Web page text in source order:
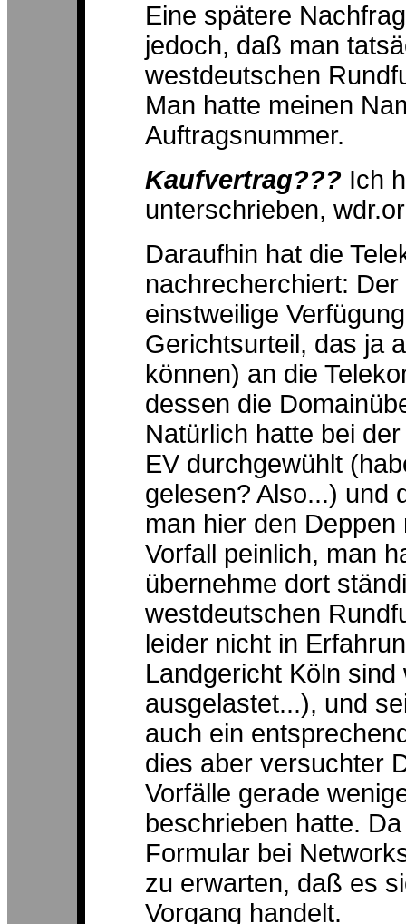
Eine spätere
jedoch, daß man
westdeutschen
Man hatte meinen
Auftragsnummer.
Kaufvertrag??? Ich
unterschrieben,
Daraufhin hat die
nachrecherchiert:
einstweilige
Gerichtsurteil, das ja
können) an die
dessen die
Natürlich hatte bei
EV durchgewühlt
gelesen? Also...) und
man hier den
Vorfall peinlich, man
übernehme dort
westdeutschen
leider nicht in
Landgericht Köln
ausgelastet...), und
auch ein
dies aber versuchter
Vorfälle gerade
beschrieben hatte.
Formular bei
zu erwarten, daß es
Vorgang handelt.